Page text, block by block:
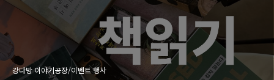
강다방 이야기공장/이벤트 행사